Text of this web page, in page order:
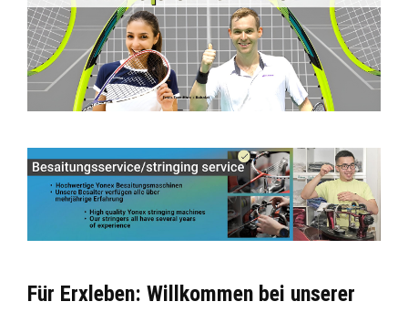
Für Erxleben: Willkommen bei unserer